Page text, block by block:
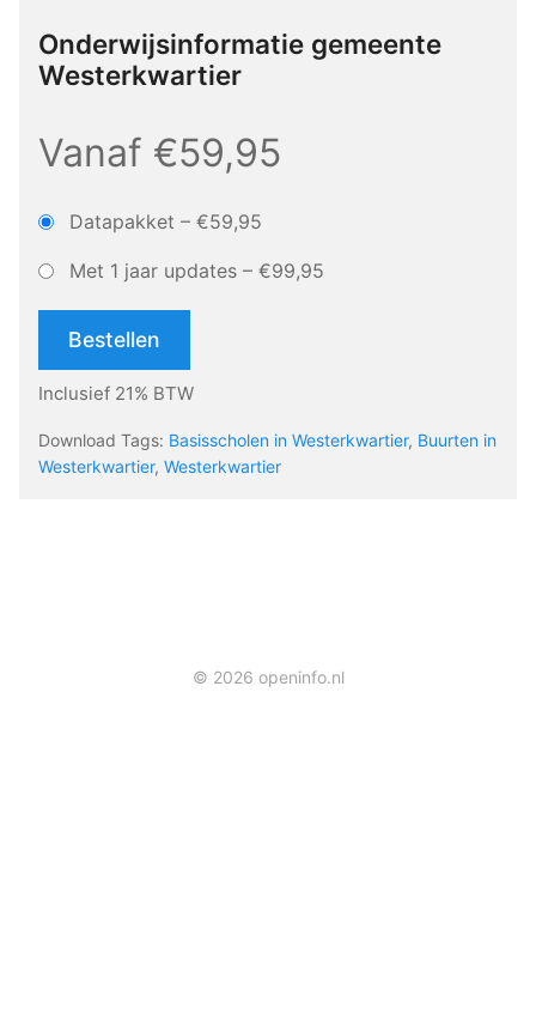
Onderwijsinformatie gemeente
Westerkwartier
Vanaf €59,95
Datapakket – €59,95
Met 1 jaar updates – €99,95
Bestellen
Inclusief 21% BTW
Download Tags: Basisscholen in Westerkwartier, Buurten in
Westerkwartier, Westerkwartier
© 2026 openinfo.nl